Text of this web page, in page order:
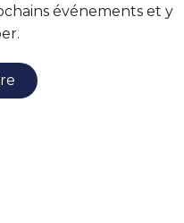
événements et y